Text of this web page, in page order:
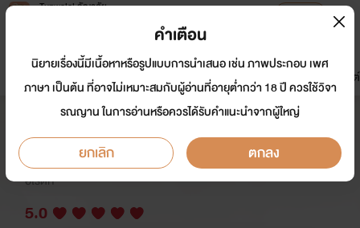
Tunwalai ธัญวลัย
หน้าแรก นิยาย อีบุ๊ก การ์ตูน
มาใหม่
ดรีมแชท ธัญลิสต์
มารยารักษาเตี่ย (NTR 18+)
นักเขียน: HatHU
อีโรติก
5.0
คำเตือน
นิยายเรื่องนี้มีเนื้อหาหรือรูปแบบการนำเสนอ เช่น ภาพประกอบ เพศ
ภาษา เป็นต้น ที่อาจไม่เหมาะสมกับผู้อ่านที่อายุต่ำกว่า 18 ปี ควรใช้วิจา
รณญาน ในการอ่านหรือควรได้รับคำแนะนำจากผู้ใหญ่
ยกเลิก ตกลง